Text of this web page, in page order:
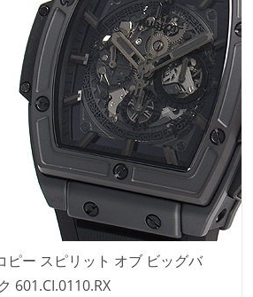
ピー スピリット オブ ビッグバ
601.CI.0110.RX